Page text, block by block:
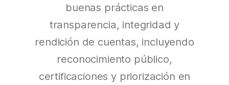
buenas prácticas en
transparencia, integridad y
rendición de cuentas, incluyendo
reconocimiento público,
certificaciones y priorización en